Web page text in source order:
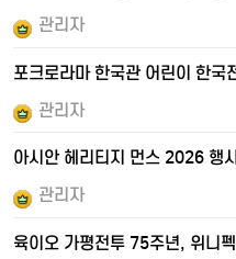
관리자
포크로라마 한국관 어린이 한국
관리자
아시안 헤리티지 먼스 2026 행
관리자
육이오 가평전투 75주년, 위니